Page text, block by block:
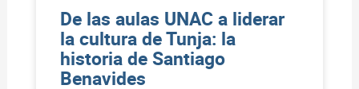
De las aulas UNAC a liderar
la cultura de Tunja: la
historia de Santiago
Benavides